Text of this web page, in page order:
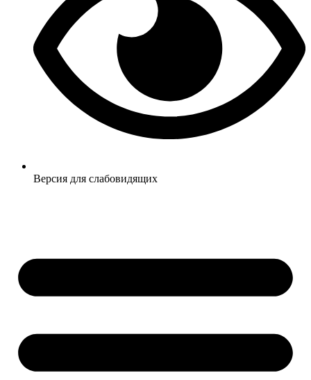
Версия для слабовидящих